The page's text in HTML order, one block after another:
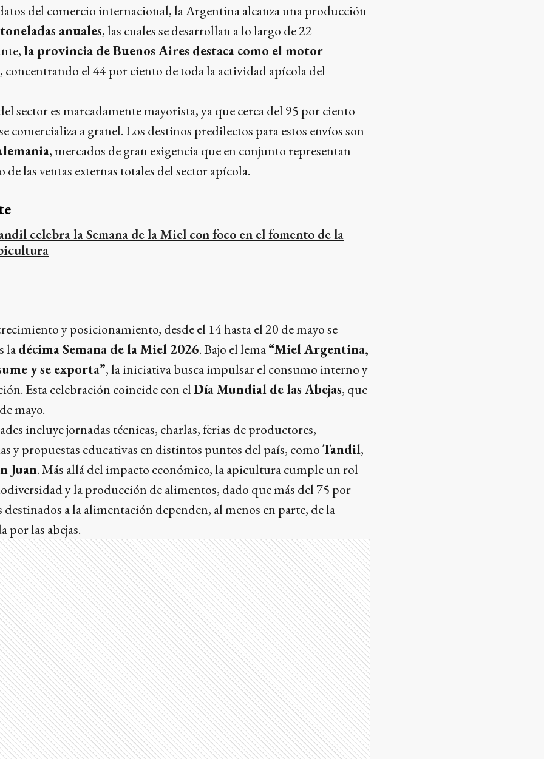
del comercio internacional, la Argentina alcanza una producción
anuales, las cuales se desarrollan a lo largo de 22
la provincia de Buenos Aires destaca como el motor
concentrando el 44 por ciento de toda la actividad apícola del
sector es marcadamente mayorista, ya que cerca del 95 por ciento
comercializa a granel. Los destinos predilectos para estos envíos son
, mercados de gran exigencia que en conjunto representan
las ventas externas totales del sector apícola.
celebra la Semana de la Miel con foco en el fomento de la
y posicionamiento, desde el 14 hasta el 20 de mayo se
ladécima Semana de la Miel 2026. Bajo el lema“Miel Argentina,
y se exporta”, la iniciativa busca impulsar el consumo interno y
Esta celebración coincide con elDía Mundial de las Abejas, que
mayo.
incluye jornadas técnicas, charlas, ferias de productores,
y propuestas educativas en distintos puntos del país, comoTandil,
Juan. Más allá del impacto económico, la apicultura cumple un rol
y la producción de alimentos, dado que más del 75 por
a la alimentación dependen, al menos en parte, de la
por las abejas.